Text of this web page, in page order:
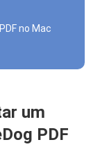
no Mac
um
PDF